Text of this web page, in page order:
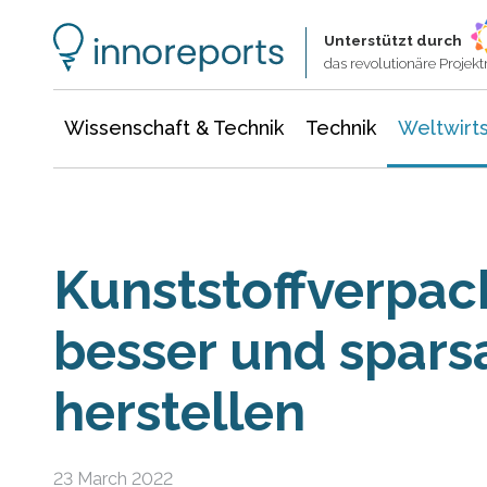
Unterstützt durch
das revolutionäre
Wissenschaft & Technik Technik
besser und
herstellen
23 March 2022